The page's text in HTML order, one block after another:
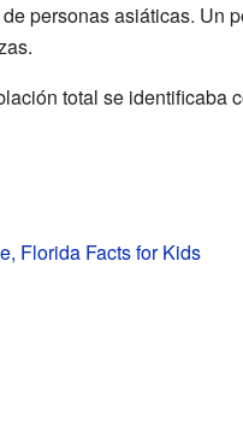
personas asiáticas. Un
total se identificaba
Florida Facts for Kids